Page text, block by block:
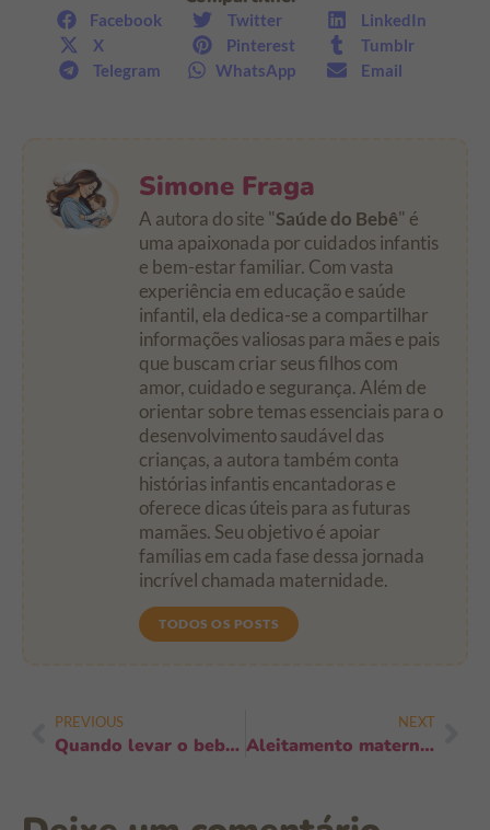
Facebook Twitter
LinkedIn
X
Pinterest
Tumblr
Telegram
WhatsApp Email
Simone Fraga
A autora do site "Saúde do Bebê" é
uma apaixonada por cuidados infantis
e bem-estar familiar. Com vasta
experiência em educação e saúde
infantil, ela dedica-se a compartilhar
informações valiosas para mães e pais
que buscam criar seus filhos com
amor, cuidado e segurança. Além de
orientar sobre temas essenciais para o
desenvolvimento saudável das
crianças, a autora também conta
histórias infantis encantadoras e
oferece dicas úteis para as futuras
mamães. Seu objetivo é apoiar
famílias em cada fase dessa jornada
incrível chamada maternidade.
TODOS OS POSTS
PREVIOUS
Quando levar o bebê ao hospital: sinais e passos essenciais
NEXT
Aleitamento materno como proteção contra doenças: benefícios essenciais